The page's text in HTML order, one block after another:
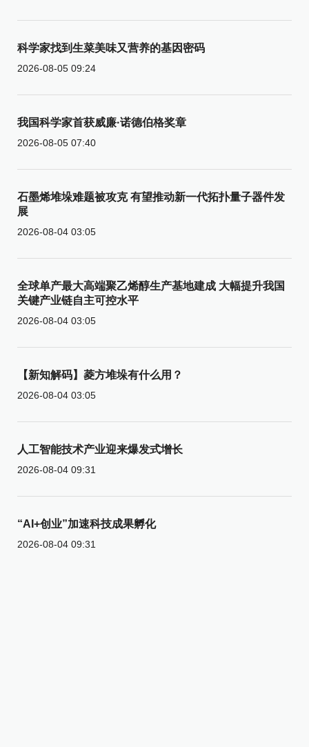
科学家找到生菜美味又营养的基因密码
2026-08-05 09:24
我国科学家首获威廉·诺德伯格奖章
2026-08-05 07:40
石墨烯堆垛难题被攻克 有望推动新一代拓扑量子器件发
展
2026-08-04 03:05
全球单产最大高端聚乙烯醇生产基地建成 大幅提升我国
关键产业链自主可控水平
2026-08-04 03:05
【新知解码】菱方堆垛有什么用？
2026-08-04 03:05
人工智能技术产业迎来爆发式增长
2026-08-04 09:31
“AI+创业”加速科技成果孵化
2026-08-04 09:31